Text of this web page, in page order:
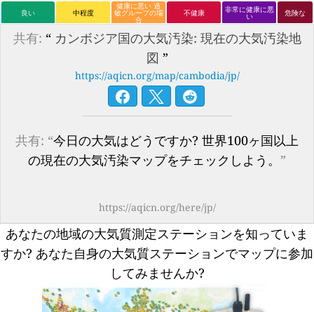
良い 中程度
健康に悪い 過
敏グループの場
合
不健康 非常に健康に悪
い 危険な
共有: “ カンボジア国の大気汚染: 現在の大気汚染地
図 ”
https://aqicn.org/map/cambodia/jp/
共有: “今日の大気はどうですか? 世界100ヶ国以上
の現在の大気汚染マップをチェックしよう。 ”
https://aqicn.org/here/jp/
あなたの地域の大気質測定ステーションを知っていま
すか? あなた自身の大気質ステーションでマップに参加
してみませんか?